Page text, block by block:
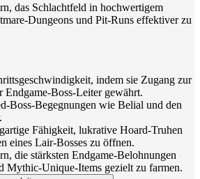
das Schlachtfeld in hochwertigem
Dungeons und Pit-Runs effektiver zu
indem sie Zugang zur
Endgame-Boss-Leiter gewährt.
Boss-Begegnungen wie Belial und den
Fähigkeit, lukrative Hoard-Truhen
eines Lair-Bosses zu öffnen.
die stärksten Endgame-Belohnungen
Mythic-Unique-Items gezielt zu farmen.